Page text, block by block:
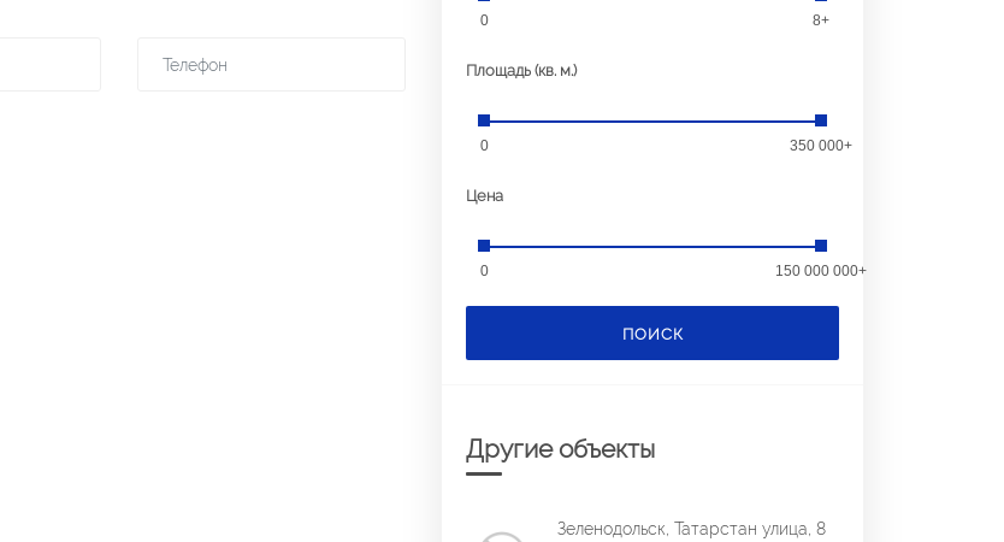
0 8+
Площадь (кв. м.)
0 350 000+
Цена
0 150 000 000+
ПОИСК
Другие объекты
Зеленодольск, Татарстан улица, 8